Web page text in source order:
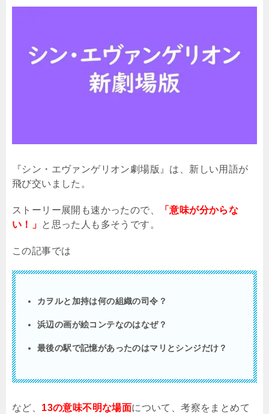
『シン・エヴァンゲリオン劇場版』は、新しい用語が
飛び交いました。
ストーリー展開も速かったので、
「意味が分からな
い！」 と思った人も多そうです。
この記事では
カヲルと加持は何の組織の司令？
浜辺の画が絵コンテなのはなぜ？
最後の駅で記憶があったのはマリとシンジだけ？
など、 13の意味不明な場面について、考察をまとめて